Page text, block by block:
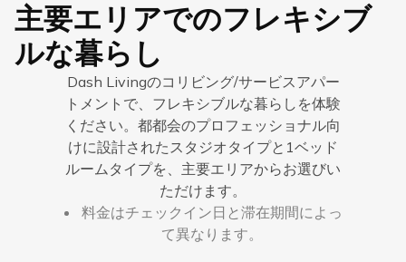
主要エリアでのフレキシブ
ルな暮らし
Dash Livingのコリビング/サービスアパー
トメントで、フレキシブルな暮らしを体験
ください。都都会のプロフェッショナル向
けに設計されたスタジオタイプと1ベッド
ルームタイプを、主要エリアからお選びい
ただけます。
料金はチェックイン日と滞在期間によっ
て異なります。